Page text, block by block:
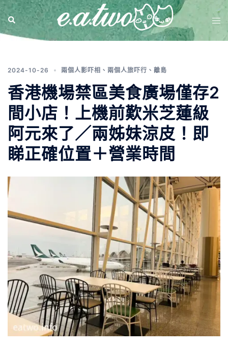
2024-10-26 兩個人影吓相 、 兩個人旅吓行 、 離島
香港機場禁區美食廣場僅存2
間小店！上機前歎米芝蓮級
阿元來了／兩姊妹涼皮！即
睇正確位置＋營業時間